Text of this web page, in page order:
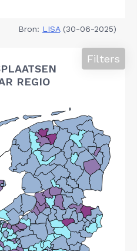
Bron: LISA(30-06-2025)
REGIO
Filters